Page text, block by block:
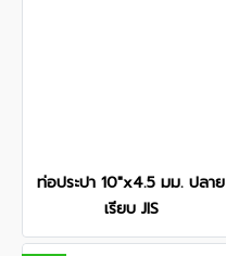
ท่อประปา 10"x4.5 มม. ปลาย
เรียบ JIS